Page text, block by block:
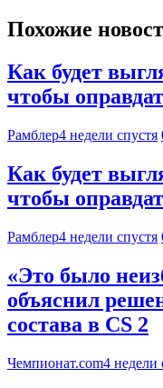
Похожие
Как будет
чтобы
Рамблер4 недели спустя
Как будет
чтобы
Рамблер4 недели спустя
«Это было
объяснил
состава в CS 2
Чемпионат.com4 недели